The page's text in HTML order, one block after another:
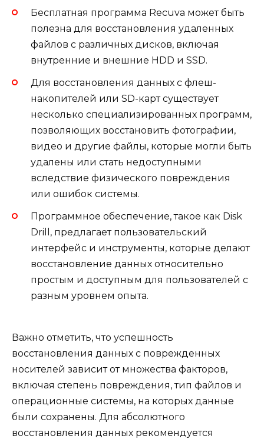
Бесплатная программа Recuva может быть
полезна для восстановления удаленных
файлов с различных дисков, включая
внутренние и внешние HDD и SSD.
Для восстановления данных с флеш-
накопителей или SD-карт существует
несколько специализированных программ,
позволяющих восстановить фотографии,
видео и другие файлы, которые могли быть
удалены или стать недоступными
вследствие физического повреждения
или ошибок системы.
Программное обеспечение, такое как Disk
Drill, предлагает пользовательский
интерфейс и инструменты, которые делают
восстановление данных относительно
простым и доступным для пользователей с
разным уровнем опыта.
Важно отметить, что успешность
восстановления данных с поврежденных
носителей зависит от множества факторов,
включая степень повреждения, тип файлов и
операционные системы, на которых данные
были сохранены. Для абсолютного
восстановления данных рекомендуется